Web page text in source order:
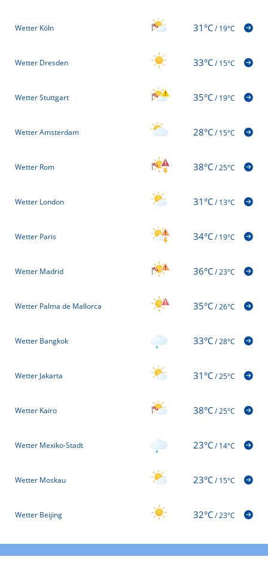
Wetter Köln 31°C/19°C
Wetter Dresden 33°C/15°C
Wetter Stuttgart 35°C/19°C
Wetter Amsterdam 28°C/15°C
Wetter Rom 38°C/25°C
Wetter London 31°C/13°C
Wetter Paris 34°C/19°C
Wetter Madrid 36°C/23°C
Wetter Palma de Mallorca 35°C/26°C
Wetter Bangkok 33°C/28°C
Wetter Jakarta 31°C/25°C
Wetter Kairo 38°C/25°C
Wetter Mexiko-Stadt 23°C/14°C
Wetter Moskau 23°C/15°C
Wetter Beijing 32°C/23°C